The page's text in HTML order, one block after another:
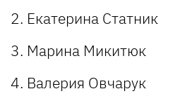
2. Екатерина Статник
3. Марина Микитюк
4. Валерия Овчарук